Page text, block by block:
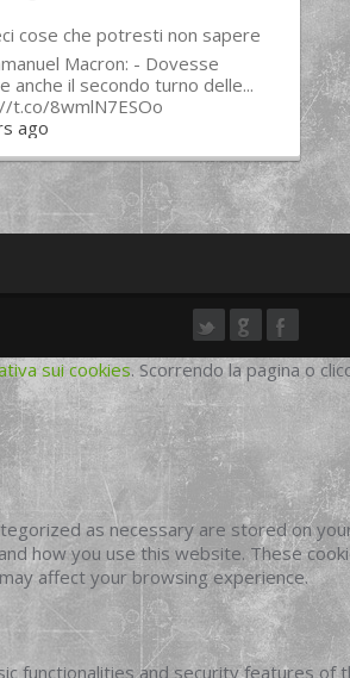
cose che potresti non sapere
Macron: - Dovesse
anche il secondo turno delle...
t.co/8wmlN7ESOo
ago
sui cookies. Scorrendo la pagina o
as necessary are stored on
how you use this website. These
affect your browsing experience.
functionalities and security features of